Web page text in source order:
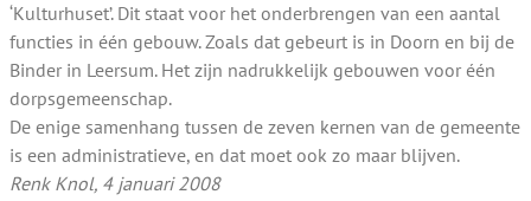
‘Kulturhuset’. Dit staat voor het onderbrengen van een aantal
functies in één gebouw. Zoals dat gebeurt is in Doorn en bij de
Binder in Leersum. Het zijn nadrukkelijk gebouwen voor één
dorpsgemeenschap.
De enige samenhang tussen de zeven kernen van de gemeente
is een administratieve, en dat moet ook zo maar blijven.
Renk Knol, 4 januari 2008